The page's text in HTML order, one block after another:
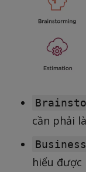
cần phải
hiểu được